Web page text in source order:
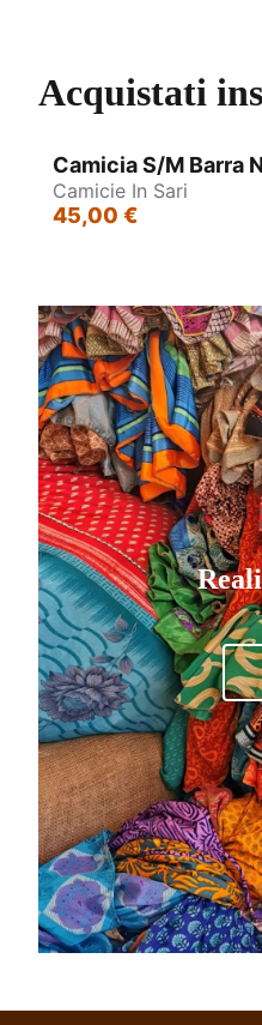
Acquistati
Camicia S/M Barra
Camicie In Sari
45,00 €